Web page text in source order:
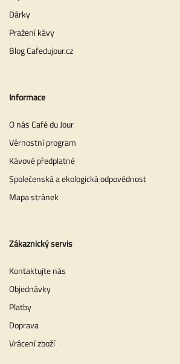
Dárky
Pražení kávy
Blog Cafedujour.cz
Informace
O nás Café du Jour
Věrnostní program
Kávové předplatné
Společenská a ekologická odpovědnost
Mapa stránek
Zákaznický servis
Kontaktujte nás
Objednávky
Platby
Doprava
Vrácení zboží